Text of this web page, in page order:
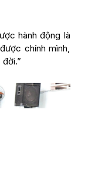
hành động là
chính mình,